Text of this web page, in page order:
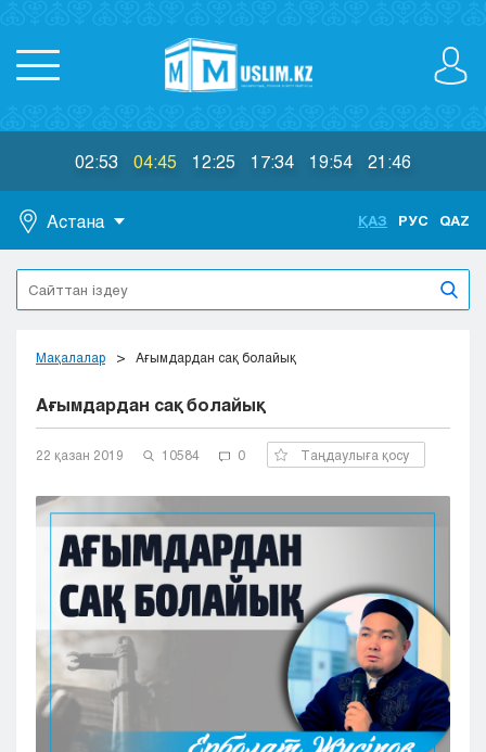
02:53 04:45 12:25 17:34 19:54 21:46
Астана
Астана
Алматы
Актобе
Жезказган
Караганда
Кокшетау
Кызылорда
Павлодар
Петропавловск
Семей
Талдыкорган
Туркестан
Уральск
Усть-Каменогорск
ҚАЗ РУС QAZ
Мақалалар Ағымдардан сақ болайық
Ағымдардан сақ болайық
22 қазан 2019 10584 0 Таңдаулыға қосу